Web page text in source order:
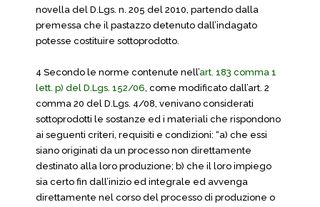
novella del D.Lgs. n. 205 del 2010, partendo dalla
premessa che il pastazzo detenuto dall’indagato
potesse costituire sottoprodotto.
4 Secondo le norme contenute nell’art. 183 comma 1
lett. p) del D.Lgs. 152/06, come modificato dall’art. 2
comma 20 del D.Lgs. 4/08, venivano considerati
sottoprodotti le sostanze ed i materiali che rispondono
ai seguenti criteri, requisiti e condizioni: “a) che essi
siano originati da un processo non direttamente
destinato alla loro produzione; b) che il loro impiego
sia certo fin dall’inizio ed integrale ed avvenga
direttamente nel corso del processo di produzione o